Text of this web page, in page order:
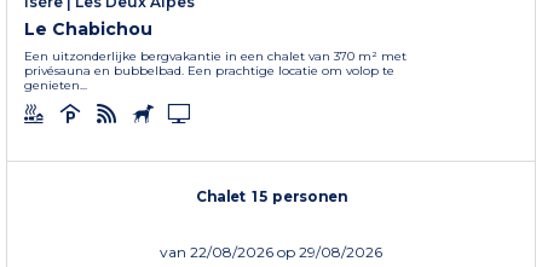
Le Chabichou
Een uitzonderlijke bergvakantie in een chalet van 370 m² met
privésauna en bubbelbad. Een prachtige locatie om volop te
genieten...
Chalet 15 personen
van 22/08/2026 op 29/08/2026